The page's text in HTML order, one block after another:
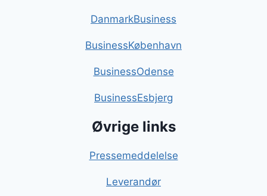
DanmarkBusiness
BusinessKøbenhavn
BusinessOdense
BusinessEsbjerg
Øvrige links
Pressemeddelelse
Leverandør